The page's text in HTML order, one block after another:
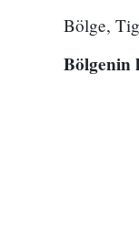
Bölge,
Bölgenin